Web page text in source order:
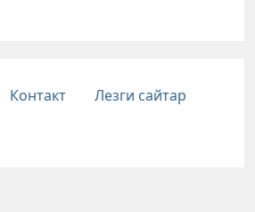
Контакт
Лезги сайтар